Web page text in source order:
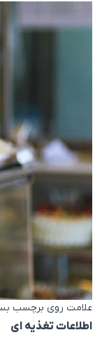
علامت روی برچسب
اطلاعات تغذیه ای